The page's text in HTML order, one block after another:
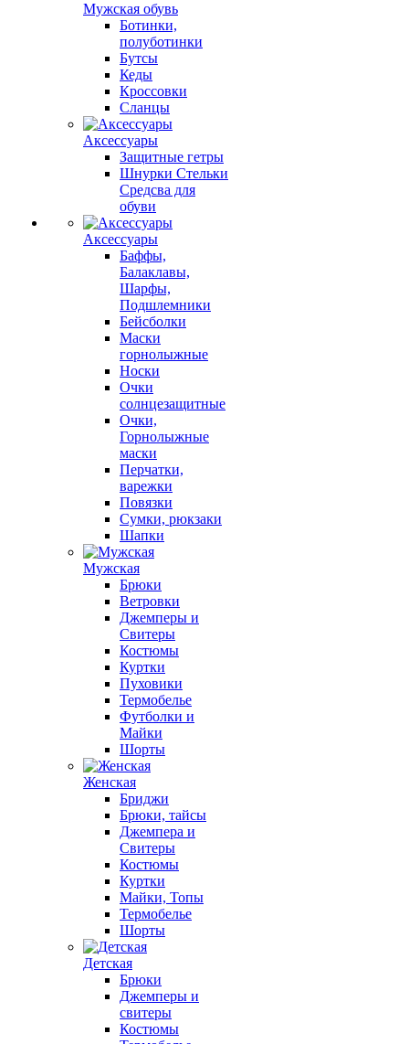
Мужская обувь
Ботинки,
полуботинки
Бутсы
Кеды
Кроссовки
Сланцы
Аксессуары
Защитные гетры
Шнурки Стельки
Средсва для
обуви
Аксессуары
Баффы,
Балаклавы,
Шарфы,
Подшлемники
Бейсболки
Маски
горнолыжные
Носки
Очки
солнцезащитные
Очки,
Горнолыжные
маски
Перчатки,
варежки
Повязки
Сумки, рюкзаки
Шапки
Мужская
Брюки
Ветровки
Джемперы и
Свитеры
Костюмы
Куртки
Пуховики
Термобелье
Футболки и
Майки
Шорты
Женская
Бриджи
Брюки, тайсы
Джемпера и
Свитеры
Костюмы
Куртки
Майки, Топы
Термобелье
Шорты
Детская
Брюки
Джемперы и
свитеры
Костюмы